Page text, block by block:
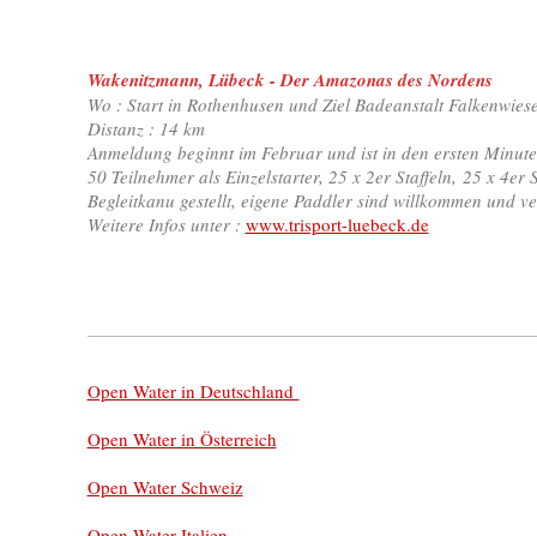
Wakenitzmann, Lübeck - Der Amazonas des Nordens
Wo : Start in Rothenhusen und Ziel Badeanstalt
Distanz : 14 km
Anmeldung beginnt im Februar und ist in den ersten
50 Teilnehmer als Einzelstarter, 25 x 2er Staffeln, 25 x 4er
Begleitkanu gestellt, eigene Paddler sind willkommen und
Weitere Infos unter : www.trisport-luebeck.de
Open Water in Deutschland
Open Water in Österreich
Open Water Schweiz